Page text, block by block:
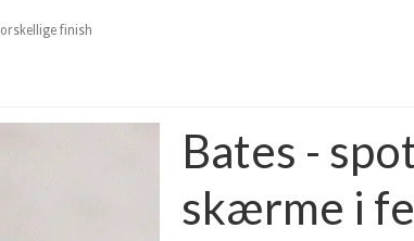
finish
Bates -
skærme i